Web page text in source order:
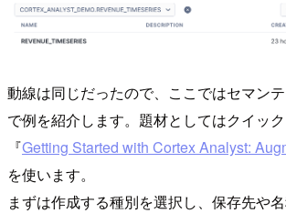
動線は同じだったので、ここではセマン
で例を紹介します。題材としてはクイッ
『Getting Started with Cortex Analyst:
を使います。
まずは作成する種別を選択し、保存先や名